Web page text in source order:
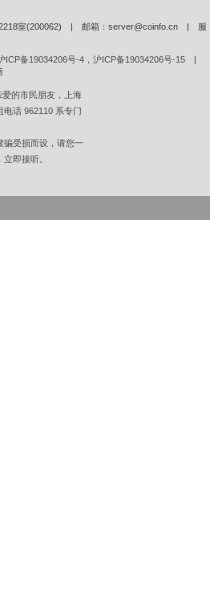
2218室(200062) | 邮箱：server@coinfo.cn | 服
ICP备19034206号-4，沪ICP备19034206号-15
|
爱的市民朋友，上海
电话 962110 系专门
骗受损而设，请您一
即接听。